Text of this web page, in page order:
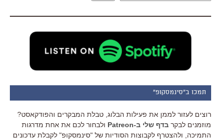
תמכו ב"סינמסקופ"
רוצים לעזור לממן את פעילות הבלוג, טבלת המבקרים והפודקאסט?
מוזמנים לבקר בדף שלי ב-Patreon
ולבחור לכם את אחת מדרגות
התמיכה, ולהצטרף לקבוצות הסודיות של "סינמסקופ" לקבלת עדכונים